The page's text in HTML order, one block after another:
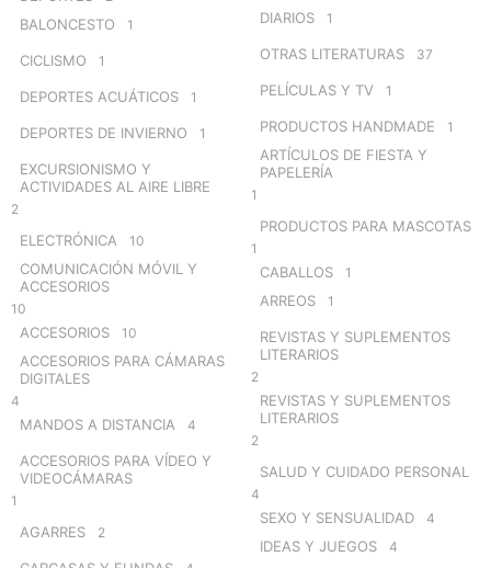
BALONCESTO 1
CICLISMO 1
DEPORTES ACUÁTICOS 1
DEPORTES DE INVIERNO 1
EXCURSIONISMO Y
ACTIVIDADES AL AIRE LIBRE
2
ELECTRÓNICA 10
COMUNICACIÓN MÓVIL Y
ACCESORIOS
10
ACCESORIOS 10
ACCESORIOS PARA CÁMARAS
DIGITALES
4
MANDOS A DISTANCIA 4
ACCESORIOS PARA VÍDEO Y
VIDEOCÁMARAS
1
AGARRES 2
DIARIOS 1
OTRAS LITERATURAS 37
PELÍCULAS Y TV 1
PRODUCTOS HANDMADE 1
ARTÍCULOS DE FIESTA Y
PAPELERÍA
1
PRODUCTOS PARA MASCOTAS
1
CABALLOS 1
ARREOS 1
REVISTAS Y SUPLEMENTOS
LITERARIOS
2
REVISTAS Y SUPLEMENTOS
LITERARIOS
2
SALUD Y CUIDADO PERSONAL
4
SEXO Y SENSUALIDAD 4
IDEAS Y JUEGOS 4